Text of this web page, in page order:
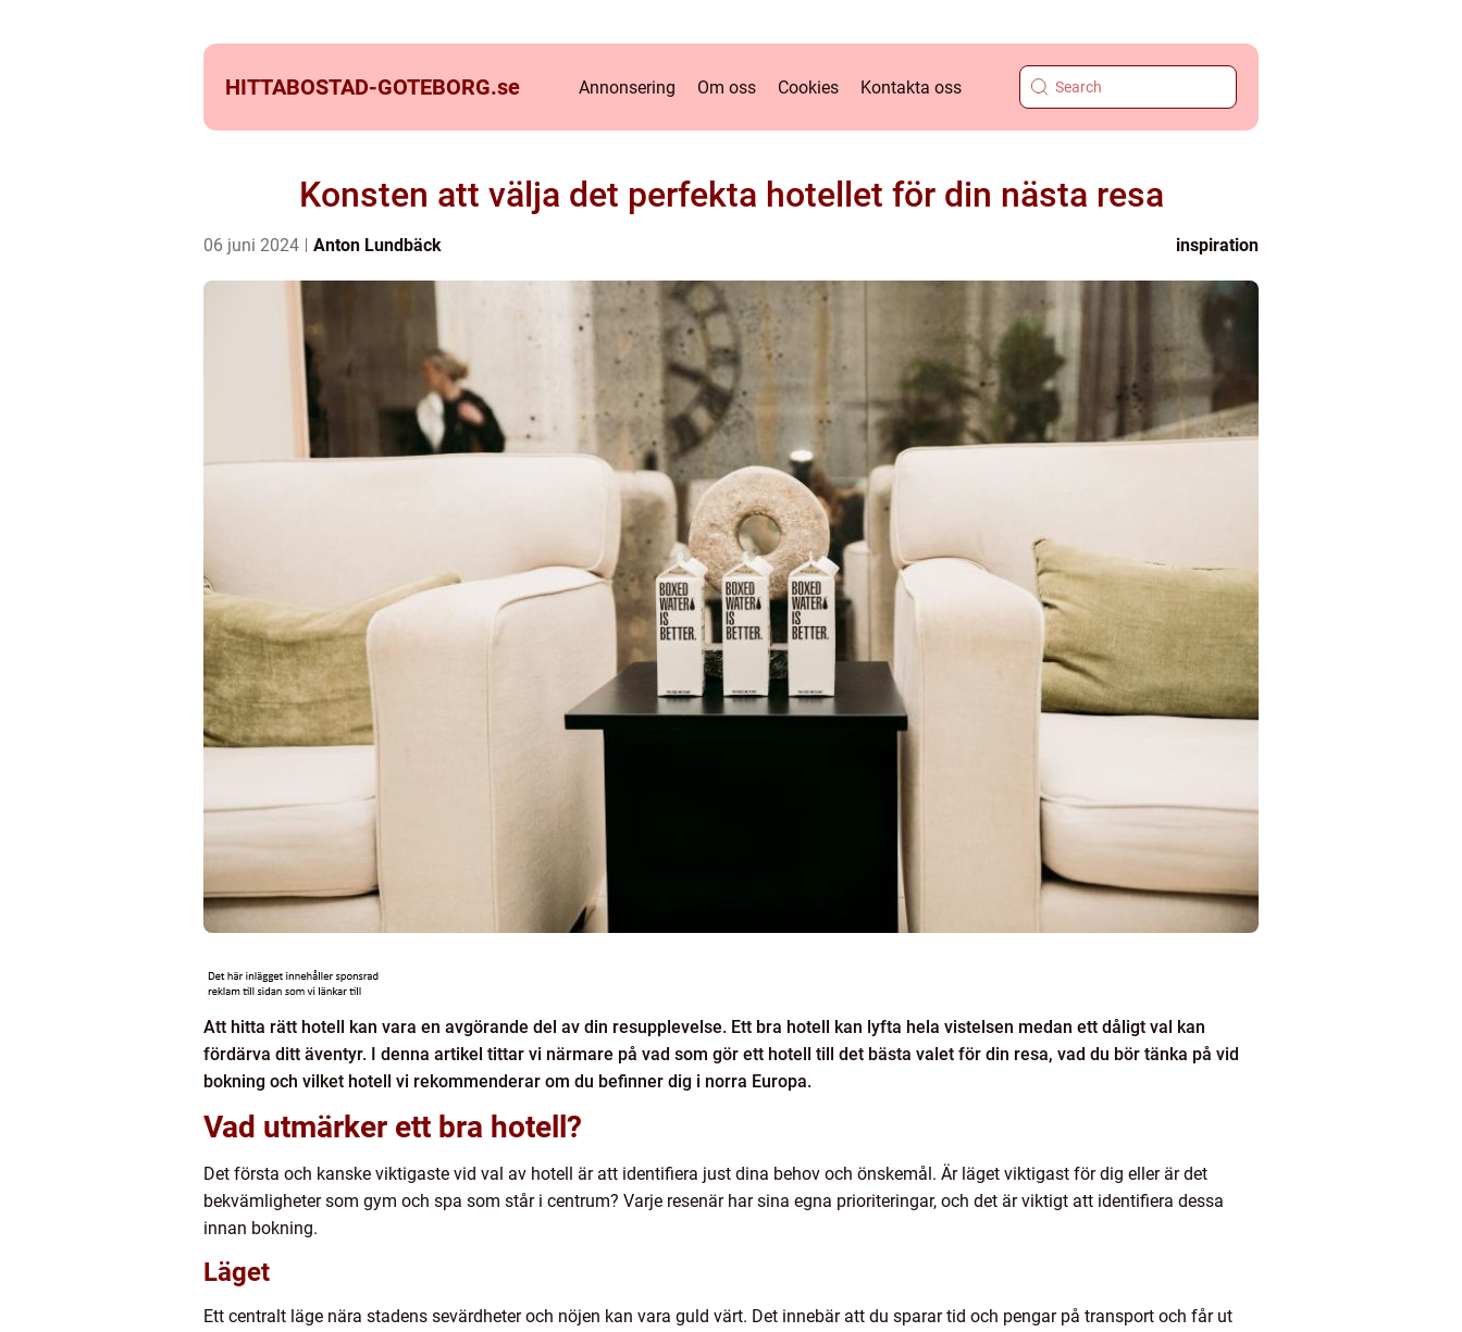
HITTABOSTAD-GOTEBORG.se Annonsering Om oss Cookies Kontakta oss
Konsten att välja det perfekta hotellet för din nästa resa
06 juni 2024 Anton Lundbäck inspiration
Att hitta rätt hotell kan vara en avgörande del av din resupplevelse. Ett bra hotell kan lyfta hela vistelsen medan ett dåligt val kan
fördärva ditt äventyr. I denna artikel tittar vi närmare på vad som gör ett hotell till det bästa valet för din resa, vad du bör tänka på vid
bokning och vilket hotell vi rekommenderar om du befinner dig i norra Europa.
Vad utmärker ett bra hotell?
Det första och kanske viktigaste vid val av hotell är att identifiera just dina behov och önskemål. Är läget viktigast för dig eller är det
bekvämligheter som gym och spa som står i centrum? Varje resenär har sina egna prioriteringar, och det är viktigt att identifiera dessa
innan bokning.
Läget
Ett centralt läge nära stadens sevärdheter och nöjen kan vara guld värt. Det innebär att du sparar tid och pengar på transport och får ut